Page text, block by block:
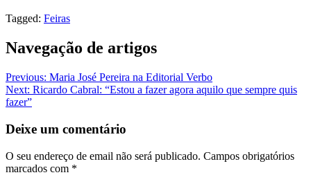
Tagged: Feiras
Navegação de artigos
Previous: Maria José Pereira na Editorial Verbo
Next: Ricardo Cabral: “Estou a fazer agora aquilo que sempre quis
fazer”
Deixe um comentário
O seu endereço de email não será publicado. Campos obrigatórios
marcados com *